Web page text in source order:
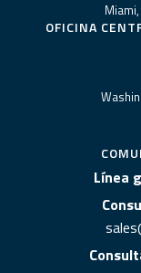
OFICINA
Línea